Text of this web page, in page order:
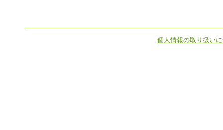
個人情報の取り扱い